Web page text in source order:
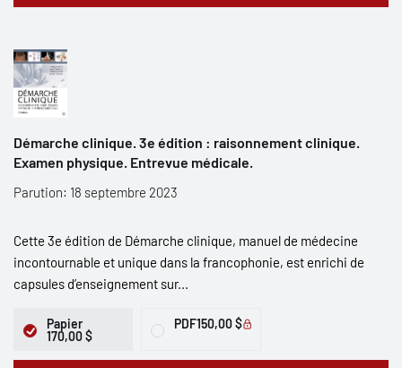
Démarche clinique. 3e édition : raisonnement clinique.
Examen physique. Entrevue médicale.
Parution: 18 septembre 2023
Cette 3e édition de Démarche clinique, manuel de médecine
incontournable et unique dans la francophonie, est enrichi de
capsules d’enseignement sur...
Papier
170,00 $
PDF150,00 $